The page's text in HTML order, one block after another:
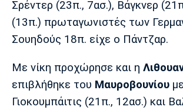
Media
Παρασκήνιο
Μπαρτσελόνα
Ρεάλ
Μαδρίτης
Μάντσεστερ
Γιουνάιτεντ
Τσέλσι
Σρέντερ (23π., 7ασ.), Βάγκνερ
(13π.) πρωταγωνιστές των
Σουηδούς 18π. είχε ο Πάντζαρ.
Με νίκη προχώρησε και η
επιβλήθηκε του Μαυροβουνίου με
Γιοκουμπάιτις (21π., 12ασ.) και